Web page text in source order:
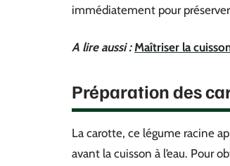
immédiatement pour
A lire aussi : Maîtriser la
Préparation des
La carotte, ce légume racine
avant la cuisson à l’eau. Pour